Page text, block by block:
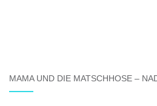
MAMA UND DIE MATSCHHOSE –